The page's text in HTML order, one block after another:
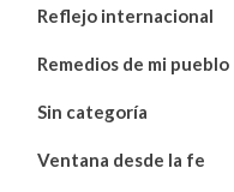
Reflejo internacional
Remedios de mi pueblo
Sin categoría
Ventana desde la fe